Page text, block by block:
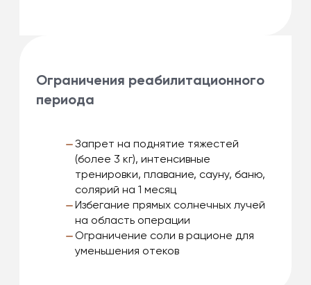
Ограничения реабилитационного
периода
Запрет на поднятие тяжестей
(более 3 кг), интенсивные
тренировки, плавание, сауну, баню,
солярий на 1 месяц
Избегание прямых солнечных лучей
на область операции
Ограничение соли в рационе для
уменьшения отеков